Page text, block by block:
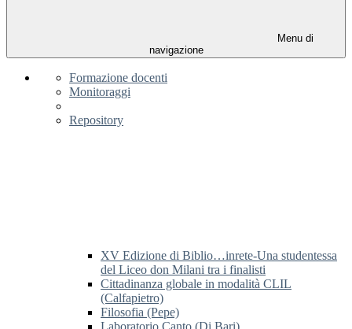
Menu di
navigazione
Formazione docenti
Monitoraggi
Repository
XV Edizione di Biblio…inrete-Una studentessa
del Liceo don Milani tra i finalisti
Cittadinanza globale in modalità CLIL
(Calfapietro)
Filosofia (Pepe)